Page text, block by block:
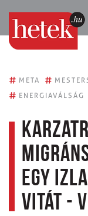
# META #
# ENERGIAVÁLSÁG
egy
vitát -